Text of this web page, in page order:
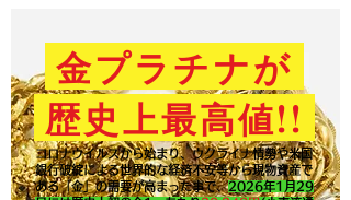
金プラチナが
歴史上最高値!!
コロナウイルスから始まり、ウクライナ情勢や米国
銀行破綻による世界的な経済不安等から現物資産で
ある「金」の需要が高まった事で、2026年1月29